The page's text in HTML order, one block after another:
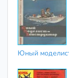
Юный